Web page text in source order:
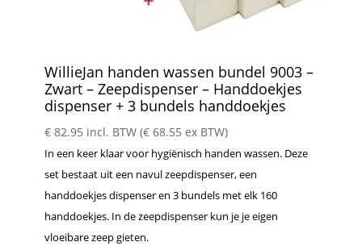
WillieJan handen wassen bundel 9003 –
Zwart – Zeepdispenser – Handdoekjes
dispenser + 3 bundels handdoekjes
€82.95 incl. BTW (€68.55 ex BTW)
In een keer klaar voor hygiënisch handen wassen. Deze
set bestaat uit een navul zeepdispenser, een
handdoekjes dispenser en 3 bundels met elk 160
handdoekjes. In de zeepdispenser kun je je eigen
vloeibare zeep gieten.